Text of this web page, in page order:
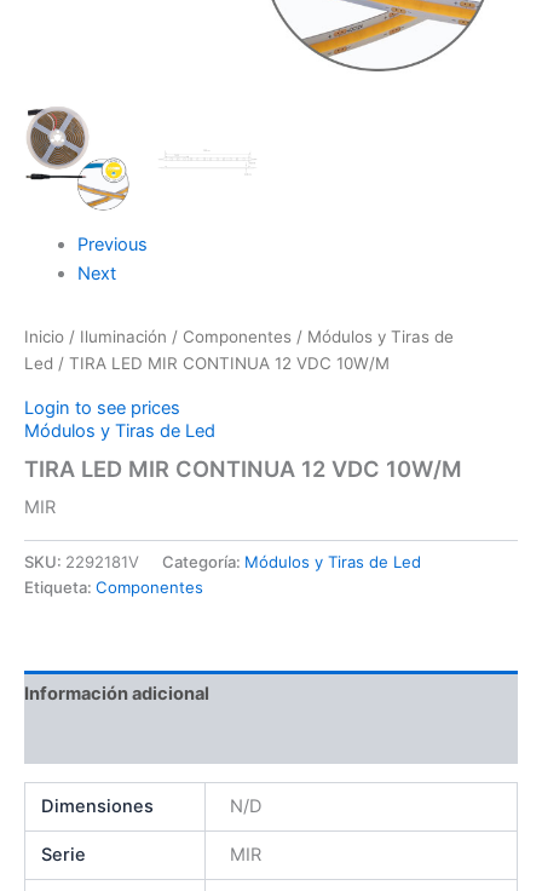
Previous
Next
Inicio / Iluminación / Componentes / Módulos y Tiras de
Led / TIRA LED MIR CONTINUA 12 VDC 10W/M
Login to see prices
Módulos y Tiras de Led
TIRA LED MIR CONTINUA 12 VDC 10W/M
MIR
SKU: 2292181V Categoría: Módulos y Tiras de Led
Etiqueta: Componentes
Información adicional
Dimensiones N/D
Serie MIR